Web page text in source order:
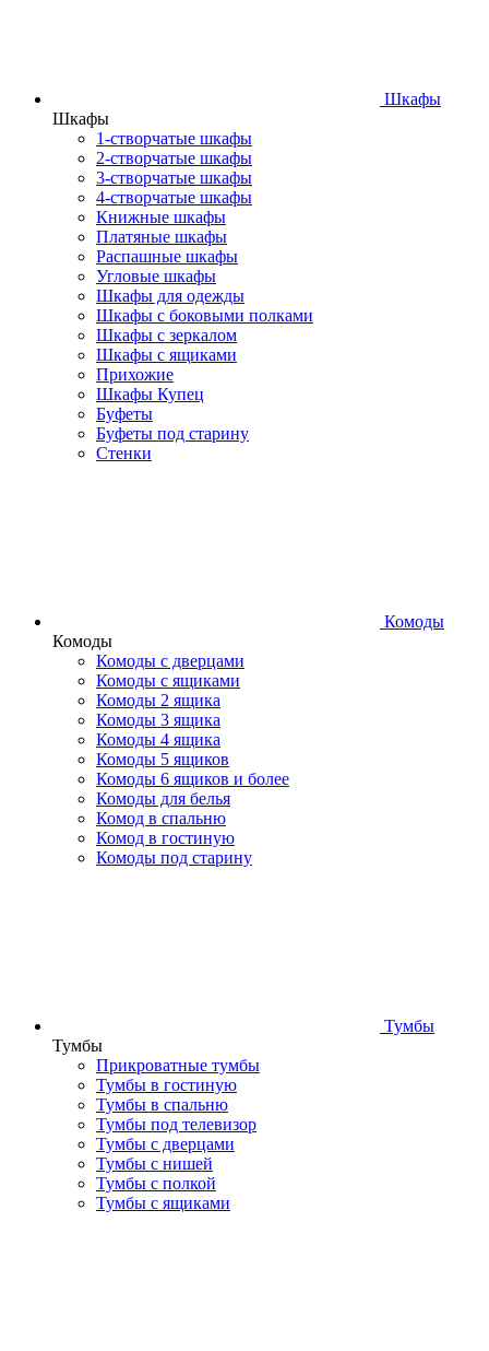
Шкафы
Шкафы
1-створчатые шкафы
2-створчатые шкафы
3-створчатые шкафы
4-створчатые шкафы
Книжные шкафы
Платяные шкафы
Распашные шкафы
Угловые шкафы
Шкафы для одежды
Шкафы с боковыми полками
Шкафы с зеркалом
Шкафы с ящиками
Прихожие
Шкафы Купец
Буфеты
Буфеты под старину
Стенки
Комоды
Комоды
Комоды с дверцами
Комоды с ящиками
Комоды 2 ящика
Комоды 3 ящика
Комоды 4 ящика
Комоды 5 ящиков
Комоды 6 ящиков и более
Комоды для белья
Комод в спальню
Комод в гостиную
Комоды под старину
Тумбы
Тумбы
Прикроватные тумбы
Тумбы в гостиную
Тумбы в спальню
Тумбы под телевизор
Тумбы с дверцами
Тумбы с нишей
Тумбы с полкой
Тумбы с ящиками